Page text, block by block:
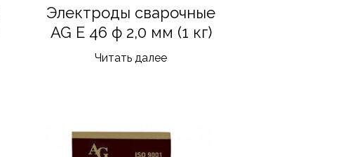
Электроды сварочные
AG E 46 ф 2,0 мм (1 кг)
Читать далее